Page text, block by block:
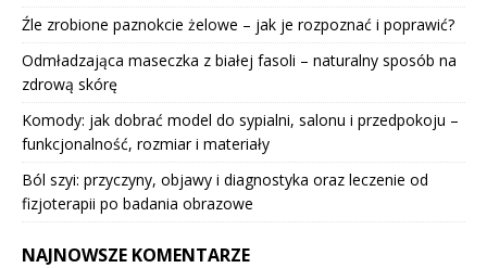
Źle zrobione paznokcie żelowe – jak je rozpoznać i poprawić?
Odmładzająca maseczka z białej fasoli – naturalny sposób na
zdrową skórę
Komody: jak dobrać model do sypialni, salonu i przedpokoju –
funkcjonalność, rozmiar i materiały
Ból szyi: przyczyny, objawy i diagnostyka oraz leczenie od
fizjoterapii po badania obrazowe
NAJNOWSZE KOMENTARZE